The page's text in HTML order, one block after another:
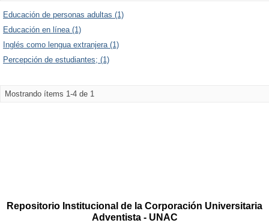
Educación de personas adultas (1)
Educación en línea (1)
Inglés como lengua extranjera (1)
Percepción de estudiantes; (1)
Mostrando ítems 1-4 de 1
Repositorio Institucional de la Corporación Universitaria
Adventista - UNAC